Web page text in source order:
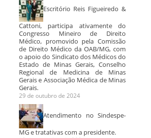
Escritório Reis Figueiredo &
Cattoni, participa ativamente do
Congresso Mineiro de Direito
Médico, promovido pela Comissão
de Direito Médico da OAB/MG, com
o apoio do Sindicato dos Médicos do
Estado de Minas Gerais, Conselho
Regional de Medicina de Minas
Gerais e Associação Médica de Minas
Gerais.
29 de outubro de 2024
Atendimento no Sindespe-
MG e tratativas com a presidente.